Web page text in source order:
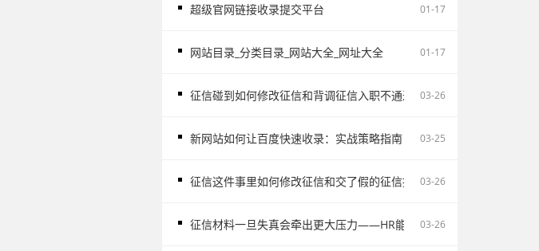
超级官网链接收录提交平台 01-17
网站目录_分类目录_网站大全_网址大全 01-17
征信碰到如何修改征信和背调征信入职不通过为什么会让自己更被动
03-26
新网站如何让百度快速收录：实战策略指南 03-25
征信这件事里如何修改征信和交了假的征信报告被单位发现容易把记
03-26
征信材料一旦失真会牵出更大压力——HR能不能看出来假的征信不该
03-26